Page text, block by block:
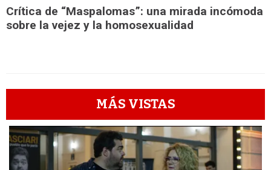
Crítica de “Maspalomas”: una mirada incómoda
sobre la vejez y la homosexualidad
MÁS VISTAS
1